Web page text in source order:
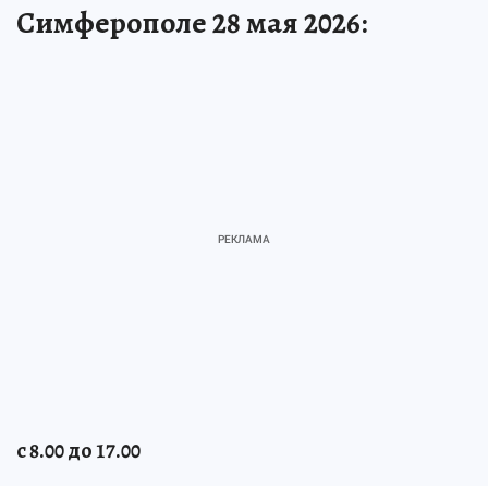
Симферополе 28 мая 2026:
с 8.00 до 17.00